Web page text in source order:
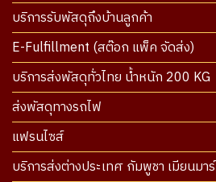
บริการรับพัสดุถึงบ้านลูกค้า
E-Fulfillment (สต๊อก แพ็ค จัดส่ง)
บริการส่งพัสดุทั่วไทย น้ำหนัก 200 KG
ส่งพัสดุทางรถไฟ
แฟรนไซส์
บริการส่งต่างประเทศ กัมพูชา เมียนมาร์